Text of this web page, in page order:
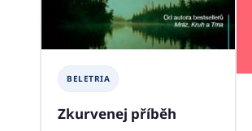
BELETRIA
Zkurvenej příběh